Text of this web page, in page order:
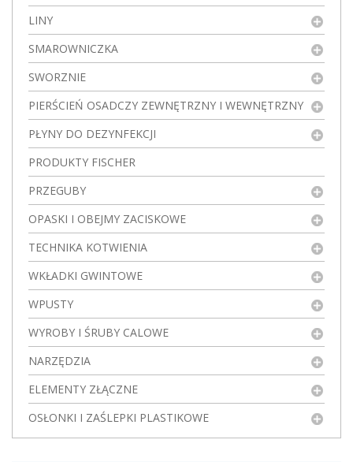
LINY
SMAROWNICZKA
SWORZNIE
PIERŚCIEŃ OSADCZY ZEWNĘTRZNY I WEWNĘTRZNY
PŁYNY DO DEZYNFEKCJI
PRODUKTY FISCHER
PRZEGUBY
OPASKI I OBEJMY ZACISKOWE
TECHNIKA KOTWIENIA
WKŁADKI GWINTOWE
WPUSTY
WYROBY I ŚRUBY CALOWE
NARZĘDZIA
ELEMENTY ZŁĄCZNE
OSŁONKI I ZAŚLEPKI PLASTIKOWE